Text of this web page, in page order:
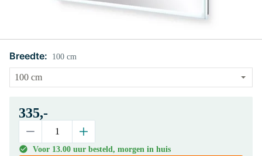
Breedte: 100 cm
335,-
Voor 13.00 uur besteld, morgen in huis